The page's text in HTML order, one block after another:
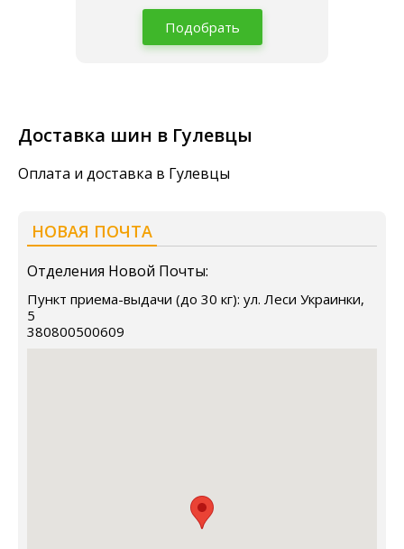
Подобрать
Доставка шин в Гулевцы
Оплата и доставка в Гулевцы
НОВАЯ ПОЧТА
Отделения Новой Почты:
Пункт приема-выдачи (до 30 кг): ул. Леси Украинки,
5
380800500609